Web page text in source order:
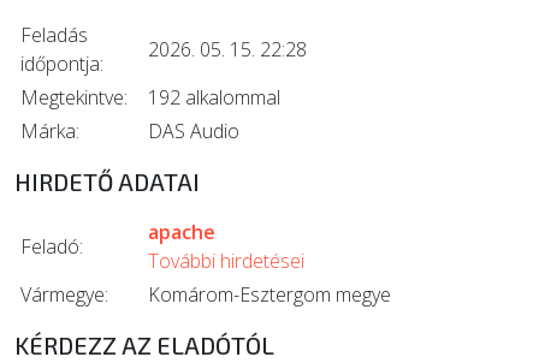
Feladás
időpontja:
2026. 05. 15. 22:28
Megtekintve:
192 alkalommal
Márka:
DAS Audio
HIRDETŐ ADATAI
Feladó:
apache
További hirdetései
Vármegye:
Komárom-Esztergom megye
KÉRDEZZ AZ ELADÓTÓL